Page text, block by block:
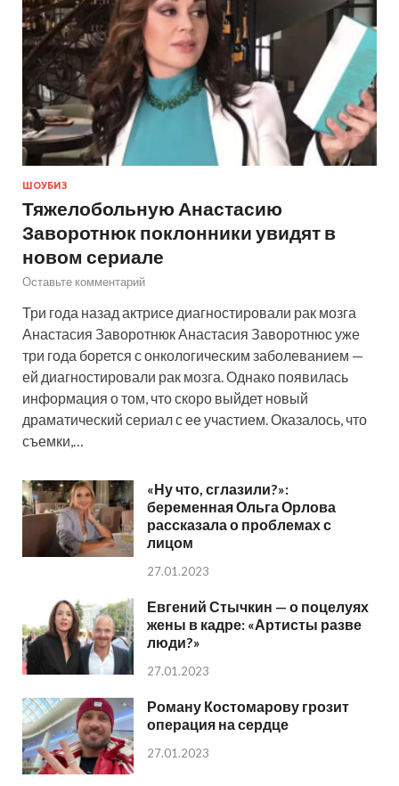
ШОУБИЗ
Тяжелобольную Анастасию
Заворотнюк поклонники увидят в
новом сериале
Оставьте комментарий
Три года назад актрисе диагностировали рак мозга
Анастасия Заворотнюк Анастасия Заворотнюс уже
три года борется с онкологическим заболеванием —
ей диагностировали рак мозга. Однако появилась
информация о том, что скоро выйдет новый
драматический сериал с ее участием. Оказалось, что
съемки,…
«Ну что, сглазили?»:
беременная Ольга Орлова
рассказала о проблемах с
лицом
27.01.2023
Евгений Стычкин — о поцелуях
жены в кадре: «Артисты разве
люди?»
27.01.2023
Роману Костомарову грозит
операция на сердце
27.01.2023